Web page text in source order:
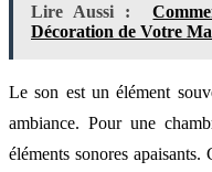
Lire Aussi :
Décoration de Votre
Le son est un élément
ambiance. Pour une
éléments sonores